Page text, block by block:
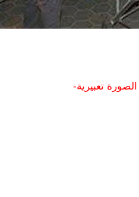
تعبيرية-